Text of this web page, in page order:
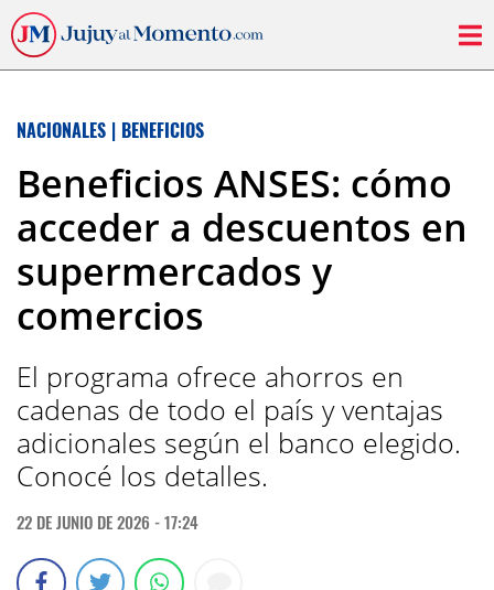
NACIONALES | BENEFICIOS
Beneficios ANSES: cómo
acceder a descuentos en
supermercados y
comercios
El programa ofrece ahorros en
cadenas de todo el país y ventajas
adicionales según el banco elegido.
Conocé los detalles.
22 DE JUNIO DE 2026 - 17:24